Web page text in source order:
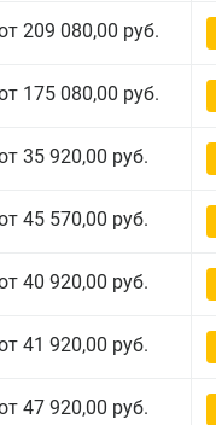
209 080,00 руб.
175 080,00 руб.
35 920,00 руб.
45 570,00 руб.
40 920,00 руб.
41 920,00 руб.
47 920,00 руб.